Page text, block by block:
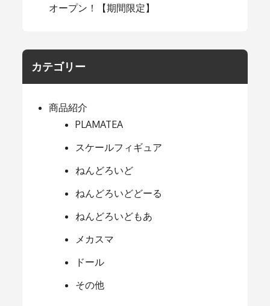
オープン！【期間限定】
カテゴリー
商品紹介
PLAMATEA
スケールフィギュア
ねんどろいど
ねんどろいどどーる
ねんどろいどもあ
メカスマ
ドール
その他